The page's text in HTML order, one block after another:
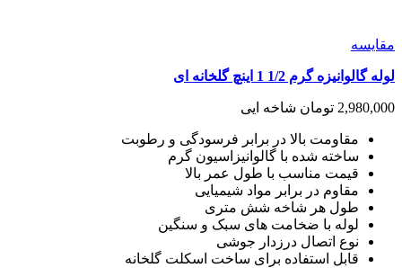
مقايسه
لوله گالوانیزه گرم 1/2 1 اینچ گلخانه ای
2,980,000 تومان شاخه ایی
مقاومت بالا در برابر فرسودگی و رطوبت
ساخته شده با گالوانیزاسیون گرم
قیمت مناسب با طول عمر بالا
مقاوم در برابر مواد شیمیایی
طول هر شاخه شش متری
لوله با ضخامت های سبک و سنگین
نوع اتصال درزدار جوشی
قابل استفاده برای ساخت اسکلت گلخانه